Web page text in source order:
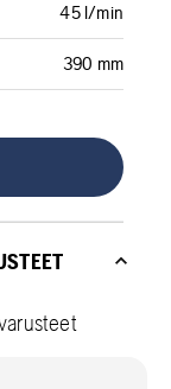
45 l/min
390 mm